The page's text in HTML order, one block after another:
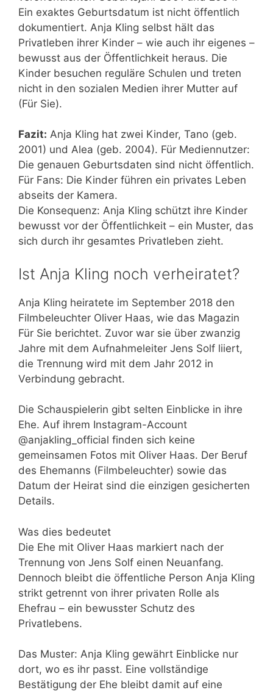
Ein exaktes Geburtsdatum ist nicht öffentlich
dokumentiert. Anja Kling selbst hält das
Privatleben ihrer Kinder – wie auch ihr eigenes –
bewusst aus der Öffentlichkeit heraus. Die
Kinder besuchen reguläre Schulen und treten
nicht in den sozialen Medien ihrer Mutter auf
(Für Sie).
Fazit: Anja Kling hat zwei Kinder, Tano (geb.
2001) und Alea (geb. 2004). Für Mediennutzer:
Die genauen Geburtsdaten sind nicht öffentlich.
Für Fans: Die Kinder führen ein privates Leben
abseits der Kamera.
Die Konsequenz: Anja Kling schützt ihre Kinder
bewusst vor der Öffentlichkeit – ein Muster, das
sich durch ihr gesamtes Privatleben zieht.
Ist Anja Kling noch verheiratet?
Anja Kling heiratete im September 2018 den
Filmbeleuchter Oliver Haas, wie das Magazin
Für Sie berichtet. Zuvor war sie über zwanzig
Jahre mit dem Aufnahmeleiter Jens Solf liiert,
die Trennung wird mit dem Jahr 2012 in
Verbindung gebracht.
Die Schauspielerin gibt selten Einblicke in ihre
Ehe. Auf ihrem Instagram-Account
@anjakling_official finden sich keine
gemeinsamen Fotos mit Oliver Haas. Der Beruf
des Ehemanns (Filmbeleuchter) sowie das
Datum der Heirat sind die einzigen gesicherten
Details.
Was dies bedeutet
Die Ehe mit Oliver Haas markiert nach der
Trennung von Jens Solf einen Neuanfang.
Dennoch bleibt die öffentliche Person Anja Kling
strikt getrennt von ihrer privaten Rolle als
Ehefrau – ein bewusster Schutz des
Privatlebens.
Das Muster: Anja Kling gewährt Einblicke nur
dort, wo es ihr passt. Eine vollständige
Bestätigung der Ehe bleibt damit auf eine